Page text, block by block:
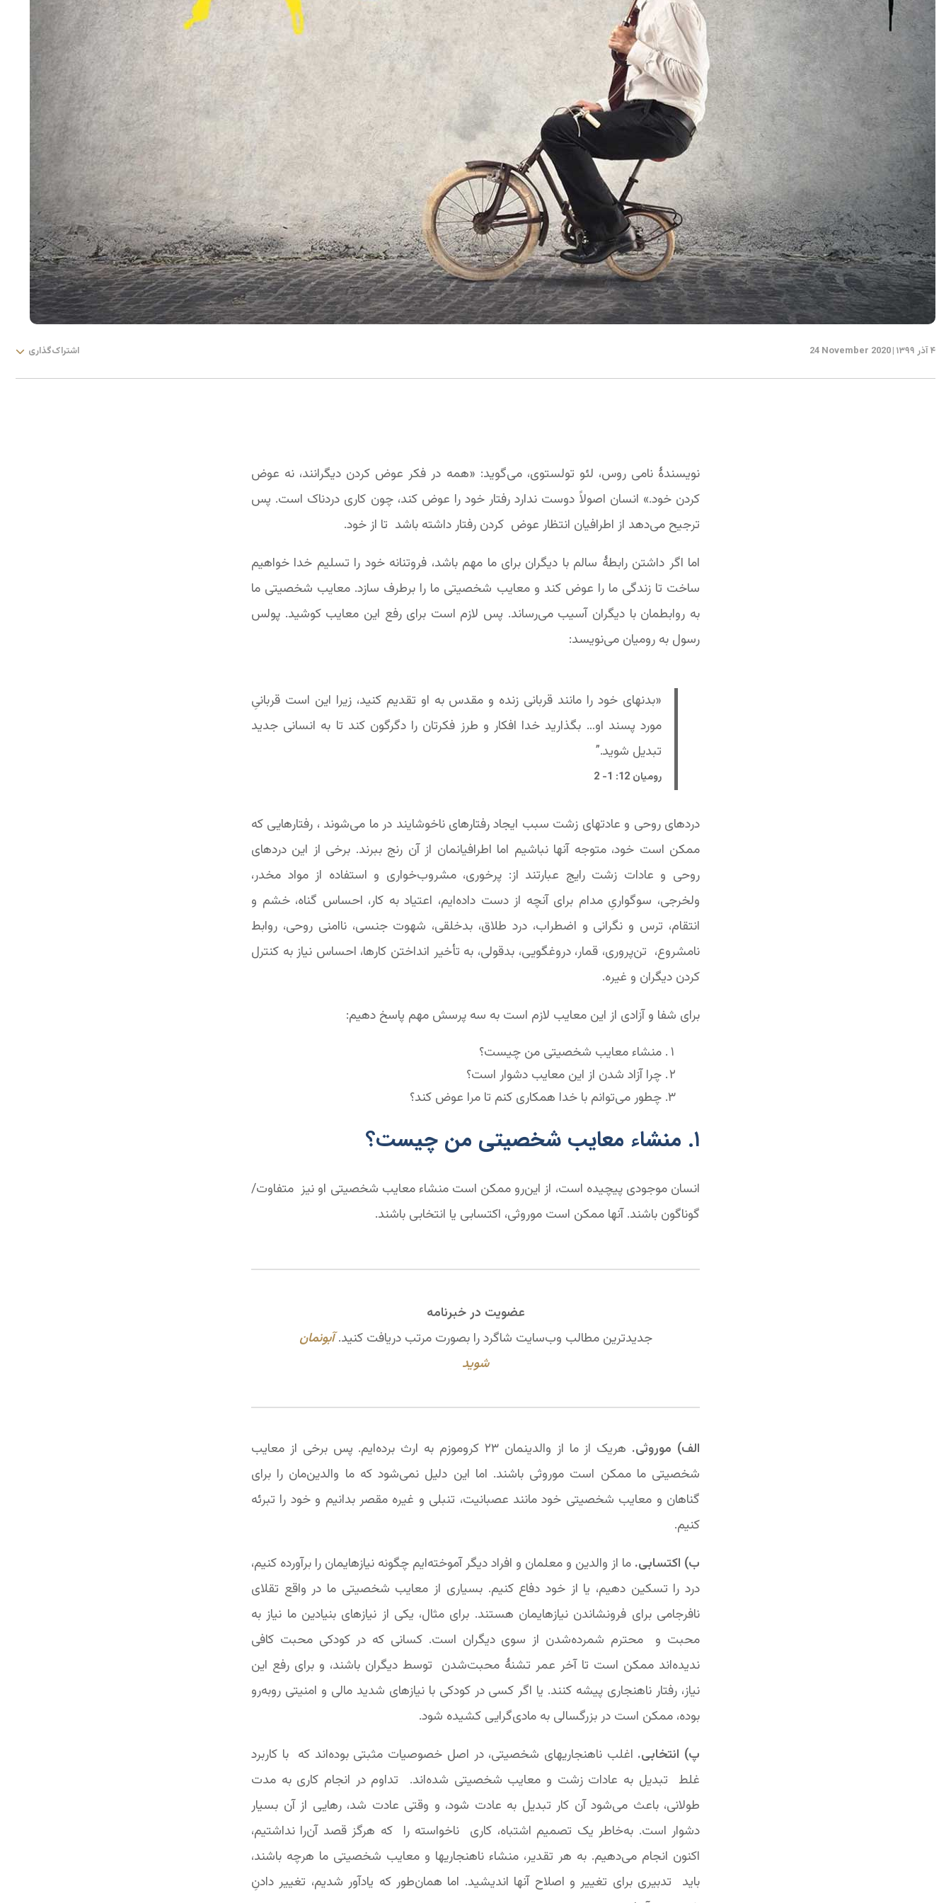
اشتراک‌گذاری ۴ آذر ۱۳۹۹ |
24 November 2020
نویسندۀ نامی روس، لئو تولستوی، می‌گوید: «همه در فکر عوض کردن دیگرانند، نه عوض
کردن خود.» انسان اصولاً دوست ندارد رفتار خود را عوض کند، چون کاری دردناک است. پس
ترجیح می‌دهد از اطرافیان انتظار عوض کردن رفتار داشته باشد تا از خود.
اما اگر داشتن رابطۀ سالم با دیگران برای ما مهم باشد، فروتنانه خود را تسلیم خدا خواهیم
ساخت تا زندگی ما را عوض کند و معایب شخصیتی ما را برطرف سازد. معایب شخصیتی ما
به روابطمان با دیگران آسیب می‌رساند. پس لازم است برای رفع این معایب کوشید. پولس
رسول به رومیان می‌نویسد:
«بدنهای خود را مانند قربانی زنده و مقدس به او تقدیم کنید، زیرا این است قربانیِ
مورد پسند او… بگذارید خدا افکار و طرز فکرتان را دگرگون کند تا به انسانی جدید
تبدیل شوید.”
رومیان 12: 1- 2
دردهای روحی و عادتهای زشت سبب ایجاد رفتارهای ناخوشایند در ما می‌شوند ، رفتارهایی که
ممکن است خود، متوجه آنها نباشیم اما اطرافیانمان از آن رنج ببرند. برخی از این دردهای
روحی و عادات زشت رایج عبارتند از: پرخوری، مشروب‌خواری و استفاده از مواد مخدر،
ولخرجی، سوگواریِ مدام برای آنچه از دست داده‌ایم، اعتیاد به کار، احساس گناه، خشم و
انتقام، ترس و نگرانی و اضطراب، درد طلاق، بدخلقی، شهوت جنسی، ناامنی روحی، روابط
نامشروع، تن‌پروری، قمار، دروغگویی، بدقولی، به تأخیر انداختن کارها، احساس نیاز به کنترل
کردن دیگران و غیره.
برای شفا و آزادی از این معایب لازم است به سه پرسش مهم پاسخ دهیم:
منشاء معایب شخصیتی من چیست؟
چرا آزاد شدن از این معایب دشوار است؟
چطور می‌توانم با خدا همکاری کنم تا مرا عوض کند؟
۱. منشاء معایب شخصیتی من چیست؟
انسان موجودی پیچیده است، از این‌رو ممکن است منشاء معایب شخصیتی او نیز متفاوت/
گوناگون باشند. آنها ممکن است موروثی، اکتسابی یا انتخابی باشند.
عضویت در خبرنامه
جدیدترین مطالب وب‌سایت شاگرد را بصورت مرتب دریافت کنید.آبونمان
شوید
الف) موروثی.
هریک از ما از والدینمان ۲۳ کروموزم به ارث برده‌ایم. پس برخی از معایب
شخصیتی ما ممکن است موروثی باشند. اما این دلیل نمی‌شود که ما والدین‌مان را برای
گناهان و معایب شخصیتی خود مانند عصبانیت، تنبلی و غیره مقصر بدانیم و خود را تبرئه
کنیم.
ب) اکتسابی. ما از والدین و معلمان و افراد دیگر آموخته‌ایم چگونه نیازهایمان را برآورده کنیم،
درد را تسکین دهیم، یا از خود دفاع کنیم. بسیاری از معایب شخصیتی ما در واقع تقلای
نافرجامی برای فرونشاندن نیازهایمان هستند. برای مثال، یکی از نیازهای بنیادین ما نیاز به
محبت و محترم شمرده‌شدن از سوی دیگران است. کسانی که در کودکی محبت کافی
ندیده‌اند ممکن است تا آخر عمر تشنۀ محبت‌شدن توسط دیگران باشند، و برای رفع این
نیاز، رفتار ناهنجاری پیشه کنند. یا اگر کسی در کودکی با نیازهای شدید مالی و امنیتی روبه‌رو
بوده، ممکن است در بزرگسالی به مادی‌گرایی کشیده شود.
پ) انتخابی. اغلب ناهنجاریهای شخصیتی، در اصل خصوصیات مثبتی بوده‌اند که با کاربرد
غلط تبدیل به عادات زشت و معایب شخصیتی شده‌اند. تداوم در انجام کاری به مدت
طولانی، باعث می‌شود آن کار تبدیل به عادت شود، و وقتی عادت شد، رهایی از آن بسیار
دشوار است. به‌خاطر یک تصمیم اشتباه، کاری ناخواسته را که هرگز قصد آن‌را نداشتیم،
اکنون انجام می‌دهیم. به هر تقدیر، منشاء ناهنجاریها و معایب شخصیتی ما هرچه باشند،
باید تدبیری برای تغییر و اصلاح آنها اندیشید. اما همان‌طور که یادآور شدیم، تغییر دادنِ